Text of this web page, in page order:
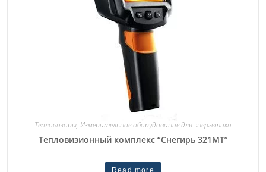
Тепловизоры, Измерительное оборудование для энергетики
Тепловизионный комплекс “Снегирь 321МТ”
Read more